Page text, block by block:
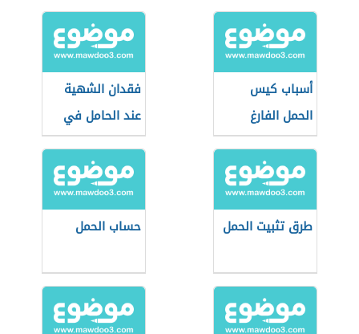
أسباب كيس
الحمل الفارغ
فقدان الشهية
عند الحامل في
الأشهر الأولى
طرق تثبيت الحمل حساب الحمل